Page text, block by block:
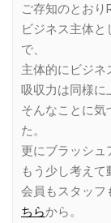
ご存知のとおり
ビジネス主体
で、
主体的にビジネ
吸収力は同様に
そんなことに気
た。
更にブラッシュ
もう少し考えて
会員もスタッフ
ちらから。